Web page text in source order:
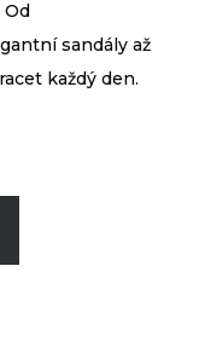
Od
sandály až
každý den.